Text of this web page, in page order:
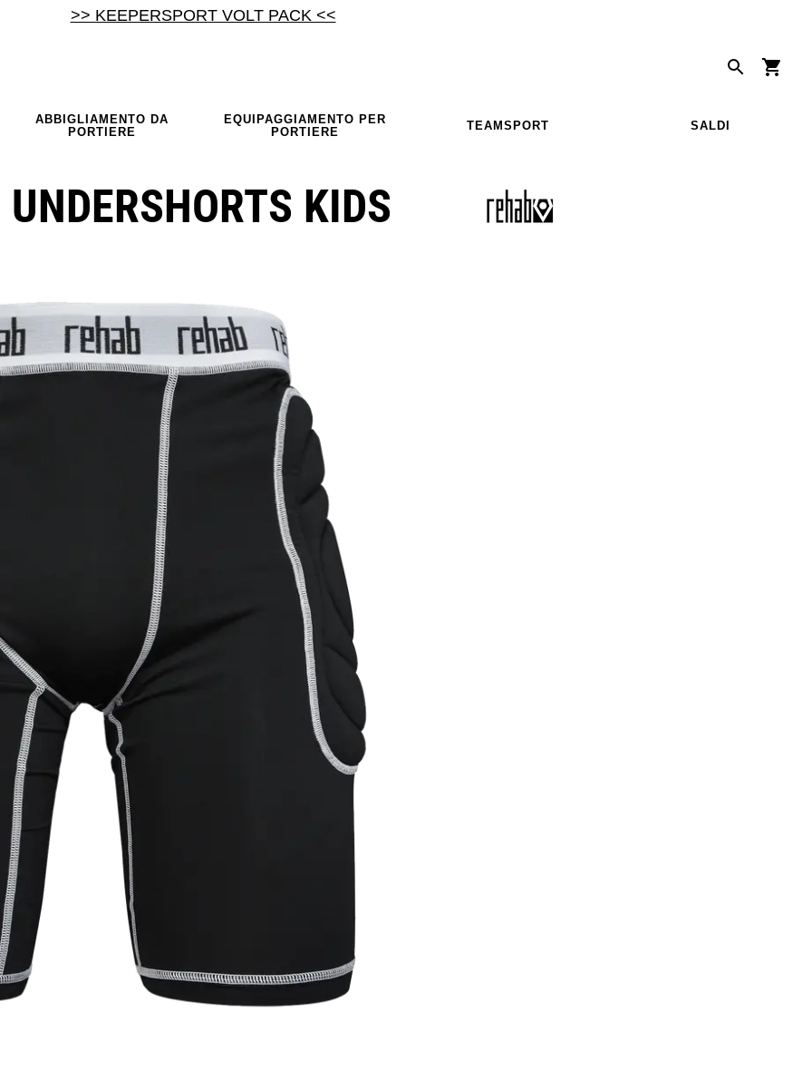
>> KEEPERSPORT VOLT PACK <<
ABBIGLIAMENTO DA
PORTIERE
EQUIPAGGIAMENTO PER
PORTIERE
TEAMSPORT SALDI
KIDS